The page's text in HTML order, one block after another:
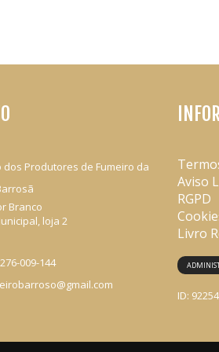
dos Produtores de Fumeiro da
Branco
loja 2
009-144
Aviso
RGPD
Livro
ID: